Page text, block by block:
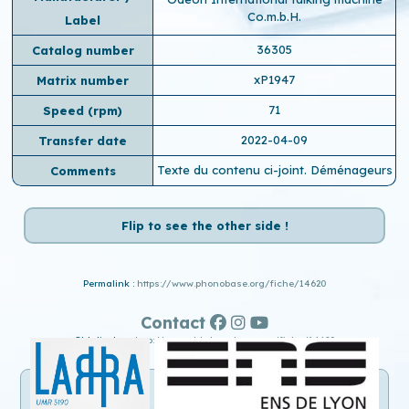
Label
Co.m.b.H.
Catalog number 36305
Matrix number xP1947
Speed ​​(rpm) 71
Transfer date 2022-04-09
Comments Texte du contenu ci-joint. Déménageurs
Flip to see the other side !
Permalink : https://www.phonobase.org/fiche/14620
Old display : http://www.old.phonobase.org/fiche/14620
Contact